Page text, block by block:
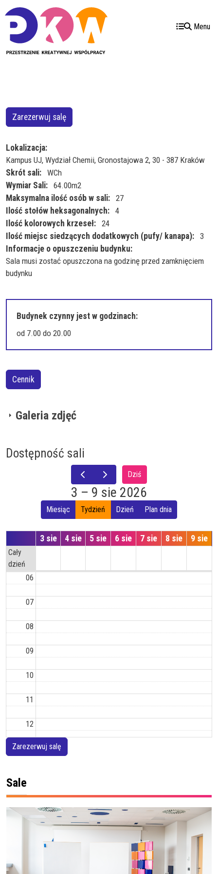
Menu
Zarezerwuj salę
Lokalizacja
Kampus UJ, Wydział Chemii, Gronostajowa 2, 30 - 387 Kraków
Skrót sali
WCh
Wymiar Sali
64.00m2
Maksymalna ilość osób w sali
27
Ilość stołów heksagonalnych
4
Ilość kolorowych krzeseł
24
Ilość miejsc siedzących dodatkowych (pufy/ kanapa)
3
Informacje o opuszczeniu budynku
Sala musi zostać opuszczona na godzinę przed zamknięciem
budynku
Budynek czynny jest w godzinach
od 7.00 do 20.00
Cennik
Galeria zdjęć
Dostępność sali
Dziś
3 – 9 sie 2026
Miesiąc Tydzień Dzień Plan dnia
3 sie 4 sie 5 sie 6 sie 7 sie 8 sie 9 sie
Cały
dzień
01
04
06
07
08
09
10
11
12
13
15
16
Zarezerwuj salę
Sale